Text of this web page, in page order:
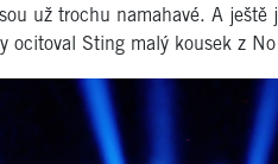
už trochu namahavé. A
ocitoval Sting malý kousek z